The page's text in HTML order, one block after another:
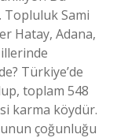
Topluluk Sami
Hatay, Adana,
Türkiye’de
toplam 548
karma köydür.
çoğunluğu